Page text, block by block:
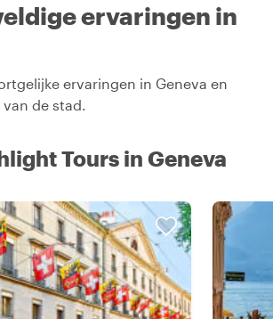
ervaringen in
ervaringen in Geneva en
de stad.
Tours in Geneva